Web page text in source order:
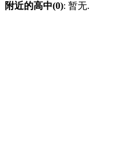
附近的高中(0): 暂无.